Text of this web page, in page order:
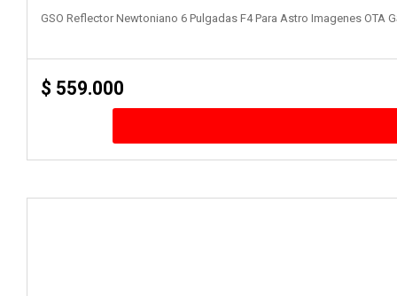
GSO Reflector Newtoniano 6 Pulgadas F4 Para Astro Imagenes OTA
$ 559.000